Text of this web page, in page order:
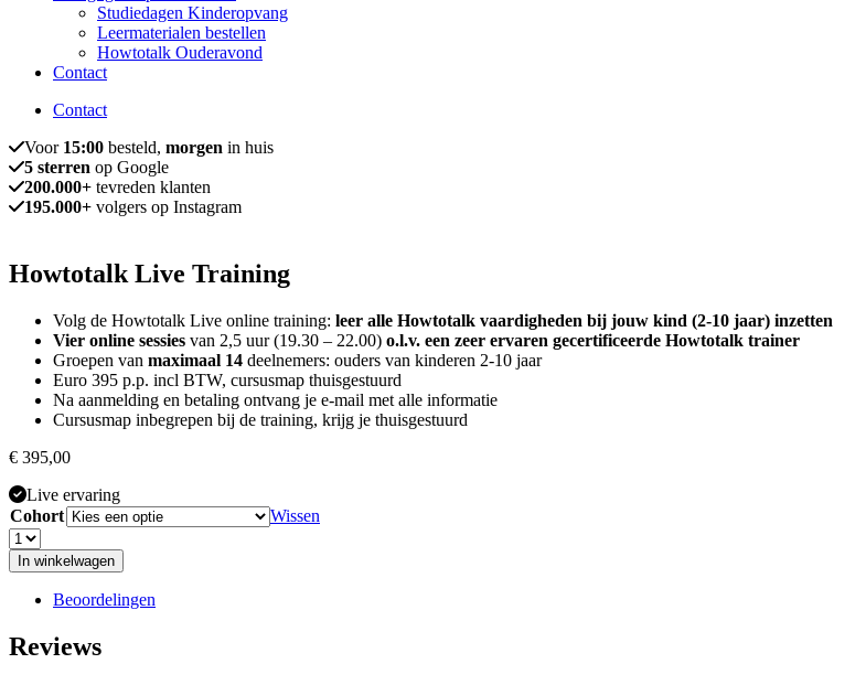
Studiedagen Kinderopvang
Leermaterialen bestellen
Howtotalk Ouderavond
Contact
Contact
Voor 15:00 besteld, morgen in huis
5 sterren op Google
200.000+ tevreden klanten
195.000+ volgers op Instagram
Howtotalk Live Training
Volg de Howtotalk Live online training: leer alle Howtotalk vaardigheden bij jouw kind (2-10 jaar) inzetten
Vier online sessies van 2,5 uur (19.30 – 22.00) o.l.v. een zeer ervaren gecertificeerde Howtotalk trainer
Groepen van maximaal 14 deelnemers: ouders van kinderen 2-10 jaar
Euro 395 p.p. incl BTW, cursusmap thuisgestuurd
Na aanmelding en betaling ontvang je e-mail met alle informatie
Cursusmap inbegrepen bij de training, krijg je thuisgestuurd
€ 395,00
Live ervaring
Cohort
Wissen
In winkelwagen
Beoordelingen
Reviews